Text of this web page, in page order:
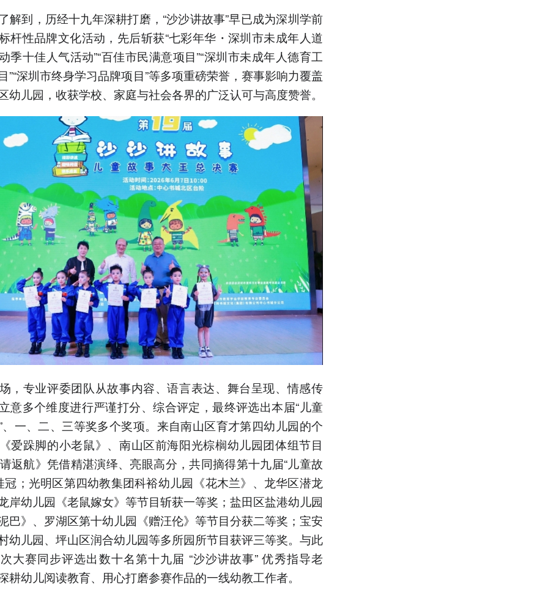
解到，历经十九年深耕打磨，“沙沙讲故事”早已成为深圳学前
杆性品牌文化活动，先后斩获“七彩年华・深圳市未成年人道
季十佳人气活动”“百佳市民满意项目”“深圳市未成年人德育工
”“深圳市终身学习品牌项目”等多项重磅荣誉，赛事影响力覆盖
幼儿园，收获学校、家庭与社会各界的广泛认可与高度赞誉。
，专业评委团队从故事内容、语言表达、舞台呈现、情感传
意多个维度进行严谨打分、综合评定，最终评选出本届“儿童
、一、二、三等奖多个奖项。来自南山区育才第四幼儿园的个
爱跺脚的小老鼠》、南山区前海阳光棕榈幼儿园团体组节目
返航》凭借精湛演绎、亮眼高分，共同摘得第十九届“儿童故
冠；光明区第四幼教集团科裕幼儿园《花木兰》、龙华区潜龙
岸幼儿园《老鼠嫁女》等节目斩获一等奖；盐田区盐港幼儿园
巴》、罗湖区第十幼儿园《赠汪伦》等节目分获二等奖；宝安
幼儿园、坪山区润合幼儿园等多所园所节目获评三等奖。与此
大赛同步评选出数十名第十九届 “沙沙讲故事” 优秀指导老
耕幼儿阅读教育、用心打磨参赛作品的一线幼教工作者。